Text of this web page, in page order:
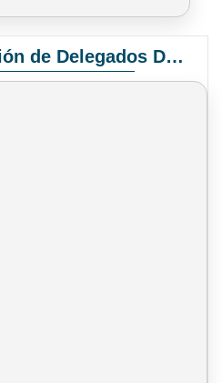
Convocatoria Elección de Delegados Docentes para el XIV Congreso Nacional de Universidades